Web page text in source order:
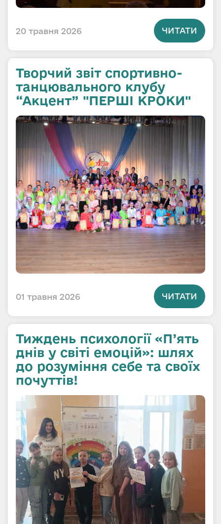
20 травня 2026 ЧИТАТИ
Творчий звіт спортивно-
танцювального клубу
“Акцент” "ПЕРШІ КРОКИ"
01 травня 2026 ЧИТАТИ
Тиждень психології «П’ять
днів у світі емоцій»: шлях
до розуміння себе та своїх
почуттів!